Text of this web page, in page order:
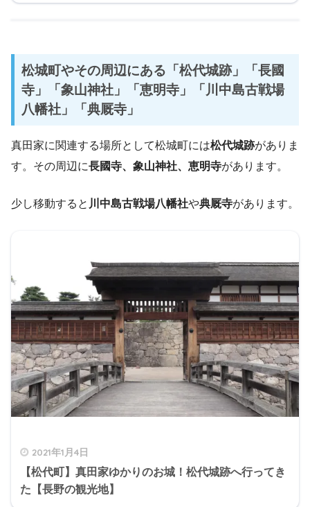
松城町やその周辺にある「松代城跡」「長國
寺」「象山神社」「恵明寺」「川中島古戦場
八幡社」「典厩寺」
真田家に関連する場所として松城町には松代城跡がありま
す。その周辺に長國寺、象山神社、恵明寺があります。
少し移動すると 川中島古戦場八幡社や典厩寺があります。
2021年1月4日
【松代町】真田家ゆかりのお城！松代城跡へ行ってき
た【長野の観光地】